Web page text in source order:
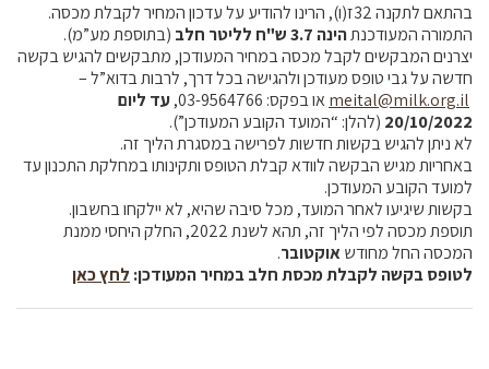
בהתאם לתקנה 32ז(ו), הרינו להודיע על עדכון המחיר לקבלת מכסה.
התמורה המעודכנתהינה 3.7 ש"ח לליטר חלב
(בתוספת מע”מ).
יצרנים המבקשים לקבל מכסה במחיר המעודכן, מתבקשים להגיש בקשה
חדשה על גבי טופס מעודכן ולהגישה בכל דרך, לרבות בדוא”ל –
meital@milk.org.ilאו בפקס: 03-9564766,
עד ליום
20/10/2022 (להלן: “המועד הקובע המעודכן”).
לא ניתן להגיש בקשות חדשות לפרישה במסגרת הליך זה.
באחריות מגיש הבקשה לוודא קבלת הטופס ותקינותו במחלקת התכנון עד
למועד הקובע המעודכן.
בקשות שיגיעו לאחר המועד, מכל סיבה שהיא, לא יילקחו בחשבון.
תוספת מכסה לפי הליך זה, תהא לשנת 2022, החלק היחסי ממנת
המכסה החל מחודשאוקטובר.
לטופס בקשה לקבלת מכסת חלב במחיר המעודכן: לחץ כאן